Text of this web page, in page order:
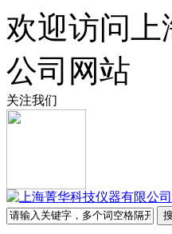
欢迎访问上
公司网站
关注我们